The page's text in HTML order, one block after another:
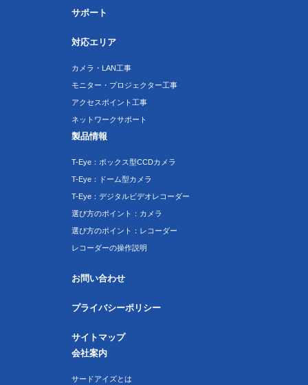
サポート
対応エリア
カメラ・LAN工事
モニター・プロジェクター工事
アクセスポイント工事
ネットワークサポート
製品情報
T-Eye：ボックス型CCDカメラ
T-Eye：ドーム型カメラ
T-Eye：デジタルビデオレコーダー
選び方のポイント：カメラ
選び方のポイント：レコーダー
レコーダーの操作説明
お問い合わせ
プライバシーポリシー
サイトマップ
会社案内
サードアイズとは